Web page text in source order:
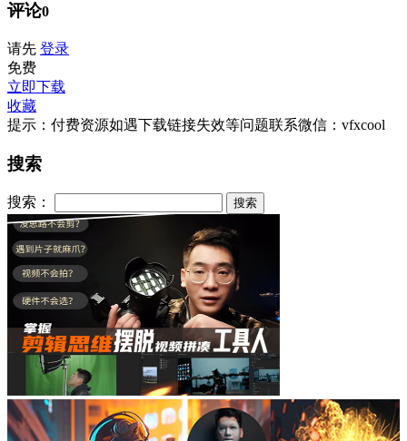
评论0
请先 登录
免费
立即下载
收藏
提示：付费资源如遇下载链接失效等问题联系微信：vfxcool
搜索
搜索：